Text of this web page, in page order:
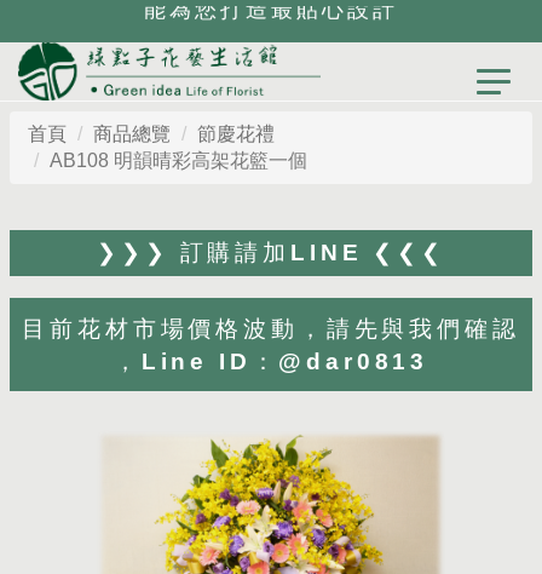
首頁 商品總覽
節慶花禮
AB108 明韻晴彩高架花籃一個
❯❯❯ 訂購請加LINE ❮❮❮
目前花材市場價格波動，請先與我們確認
，Line ID：@dar0813
能為您打造最貼心設計